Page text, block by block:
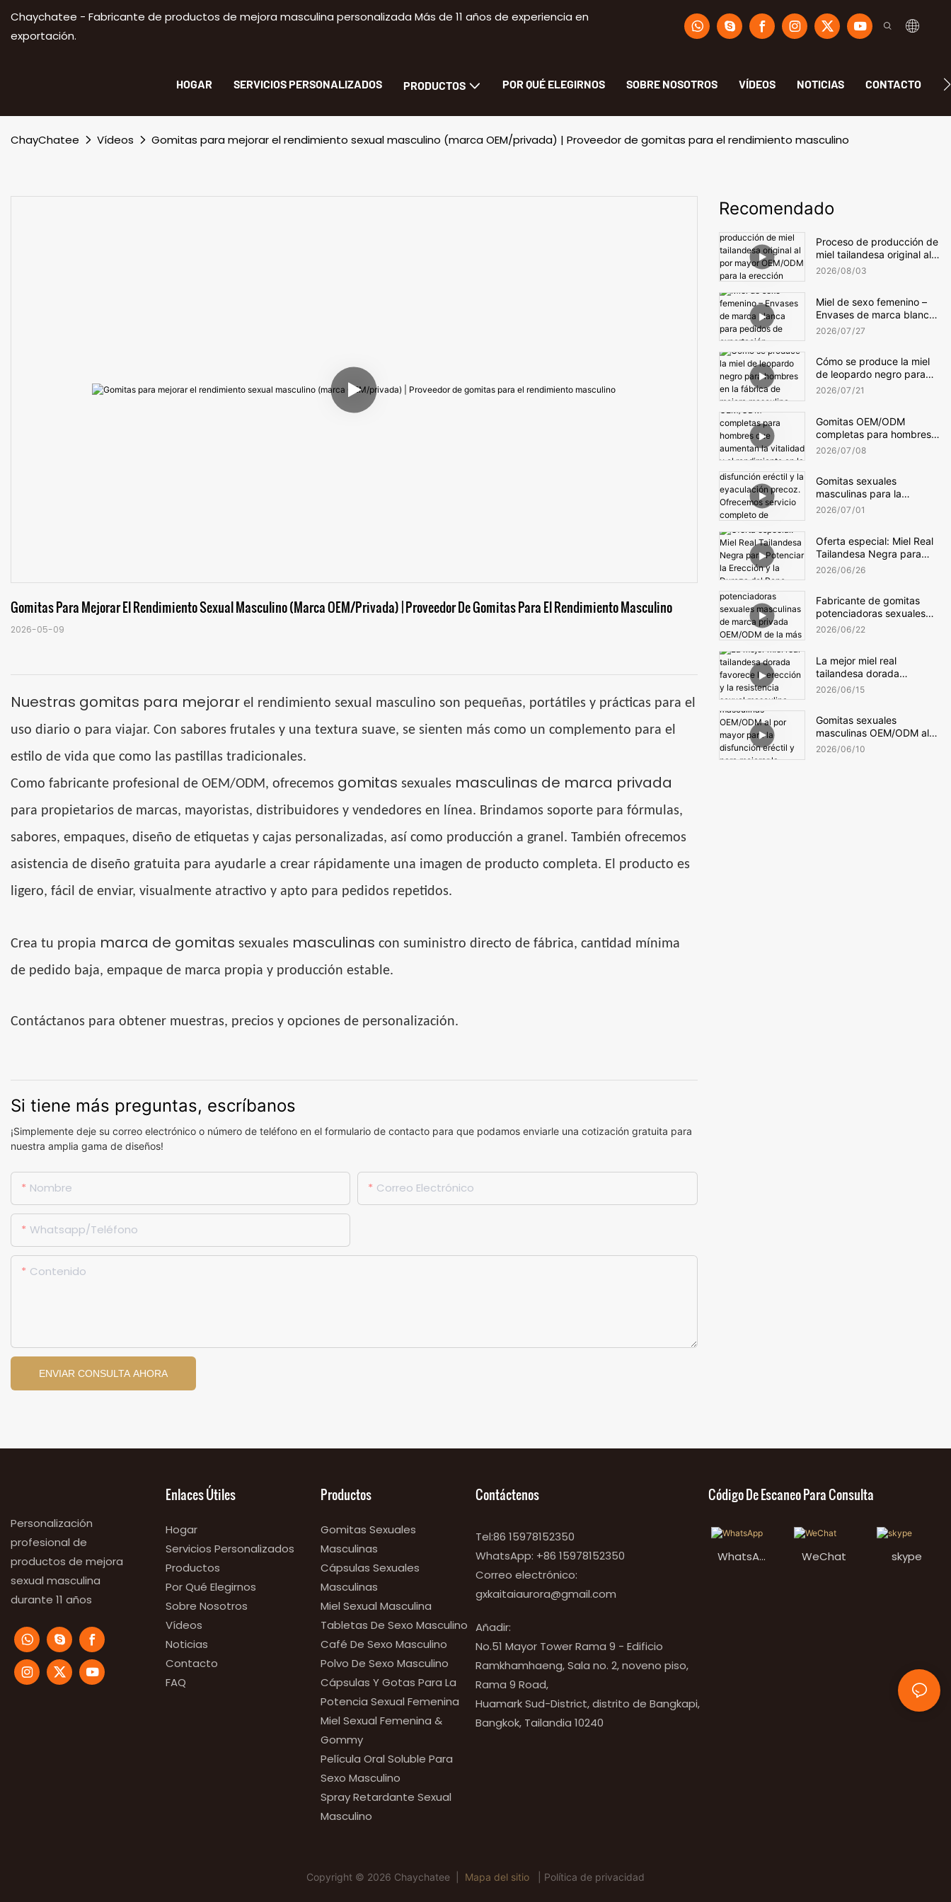
Chaychatee - Fabricante de productos de mejora masculina personalizada Más de 11 años de experiencia en
exportación.
HOGAR SERVICIOS PERSONALIZADOS PRODUCTOS POR QUÉ ELEGIRNOS SOBRE NOSOTROS VÍDEOS NOTICIAS CONTACTO
ChayChatee Vídeos Gomitas para mejorar el rendimiento sexual masculino (marca OEM/privada) | Proveedor de gomitas para el rendimiento masculino
Gomitas Para Mejorar El Rendimiento Sexual Masculino (marca OEM/privada) | Proveedor De Gomitas Para El Rendimiento Masculino
2026-05-09
Nuestras gomitas para mejorar el rendimiento sexual masculino son pequeñas, portátiles y prácticas para el
uso diario o para viajar. Con sabores frutales y una textura suave, se sienten más como un complemento para el
estilo de vida que como las pastillas tradicionales.
Como fabricante profesional de OEM/ODM, ofrecemos gomitas sexuales masculinas de marca privada
para propietarios de marcas, mayoristas, distribuidores y vendedores en línea. Brindamos soporte para fórmulas,
sabores, empaques, diseño de etiquetas y cajas personalizadas, así como producción a granel. También ofrecemos
asistencia de diseño gratuita para ayudarle a crear rápidamente una imagen de producto completa. El producto es
ligero, fácil de enviar, visualmente atractivo y apto para pedidos repetidos.
Crea tu propia marca de gomitas sexuales masculinas con suministro directo de fábrica, cantidad mínima
de pedido baja, empaque de marca propia y producción estable.
Contáctanos para obtener muestras, precios y opciones de personalización.
Si tiene más preguntas, escríbanos
¡Simplemente deje su correo electrónico o número de teléfono en el formulario de contacto para que podamos enviarle una cotización gratuita para
nuestra amplia gama de diseños!
Nombre Correo Electrónico
Whatsapp/Teléfono
Contenido
ENVIAR CONSULTA AHORA
Recomendado
Proceso de producción de
miel tailandesa original al
por mayor OEM/ODM para
2026 08 03
Miel de sexo femenino –
Envases de marca blanca
para pedidos de
2026 07 27
Cómo se produce la miel
de leopardo negro para
hombres en la fábrica de
2026 07 21
Gomitas OEM/ODM
completas para hombres
que aumentan la vitalidad
2026 07 08
Gomitas sexuales
masculinas para la
disfunción eréctil y la
completo de fabricación
OEM/ODM.
2026 07 01
Oferta especial: Miel Real
Tailandesa Negra para
Potenciar la Erección y la
2026 06 26
Fabricante de gomitas
potenciadoras sexuales
masculinas de marca
venta al por mayor.
2026 06 22
La mejor miel real
tailandesa dorada
favorece la erección y la
2026 06 15
Gomitas sexuales
masculinas OEM/ODM al
por mayor para la
2026 06 10
Personalización
profesional de
productos de mejora
sexual masculina
durante 11 años
Enlaces Útiles
Hogar
Servicios Personalizados
Productos
Por Qué Elegirnos
Sobre Nosotros
Vídeos
Noticias
Contacto
FAQ
Productos
Gomitas Sexuales
Masculinas
Cápsulas Sexuales
Masculinas
Miel Sexual Masculina
Tabletas De Sexo Masculino
Café De Sexo Masculino
Polvo De Sexo Masculino
Cápsulas Y Gotas Para La
Potencia Sexual Femenina
Miel Sexual Femenina &
Gommy
Película Oral Soluble Para
Sexo Masculino
Spray Retardante Sexual
Masculino
Contáctenos
Tel:86 15978152350
WhatsApp: +86 15978152350
Correo electrónico:
gxkaitaiaurora@gmail.com
Añadir:
No.51 Mayor Tower Rama 9 - Edificio
Ramkhamhaeng, Sala no. 2, noveno piso,
Rama 9 Road,
Huamark Sud-District, distrito de Bangkapi,
Bangkok, Tailandia 10240
Código De Escaneo Para Consulta
WhatsAp
WeChat skype
Copyright © 2026 Chaychatee | Mapa del sitio Política de privacidad